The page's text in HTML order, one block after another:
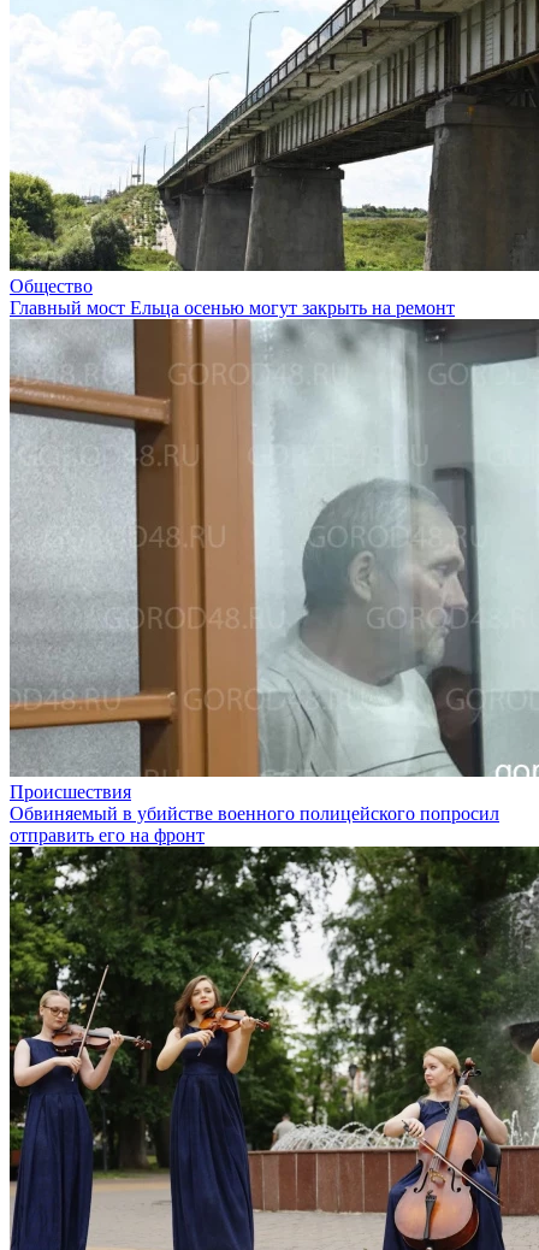
Общество
Главный мост Ельца осенью могут закрыть на ремонт
Происшествия
Обвиняемый в убийстве военного полицейского попросил
отправить его на фронт